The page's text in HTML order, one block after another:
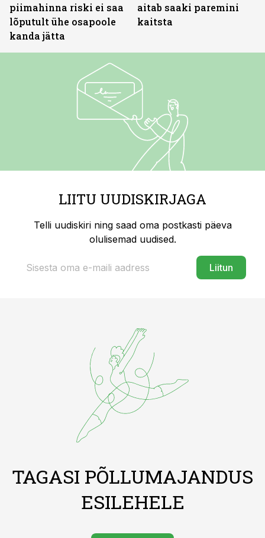
piimahinna riski ei saa
lõputult ühe osapoole
kanda jätta
aitab saaki paremini
kaitsta
LIITU UUDISKIRJAGA
Telli uudiskiri ning saad oma postkasti päeva
olulisemad uudised.
Liitun
TAGASI PÕLLUMAJANDUS
ESILEHELE